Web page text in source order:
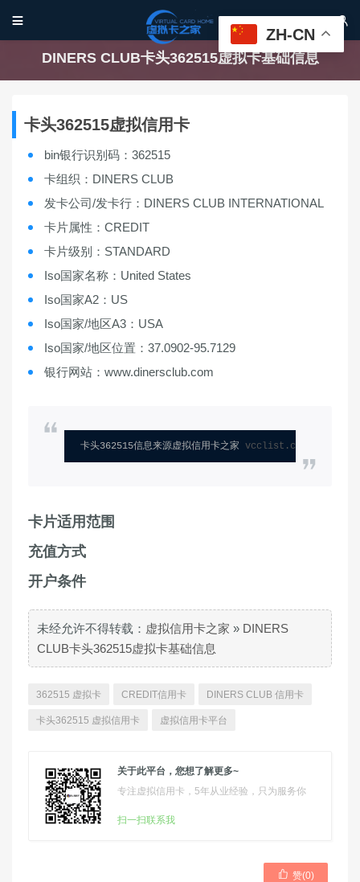
 
DINERS CLUB卡头362515虚拟卡基础信息
卡头362515虚拟信用卡
bin银行识别码：362515
卡组织：DINERS CLUB
发卡公司/发卡行：DINERS CLUB INTERNATIONAL
卡片属性：CREDIT
卡片级别：STANDARD
Iso国家名称：United States
Iso国家A2：US
Iso国家/地区A3：USA
Iso国家/地区位置：37.0902-95.7129
银行网站：www.dinersclub.com
卡头362515信息来源虚拟信用卡之家 vcclist.com
卡片适用范围
充值方式
开户条件
未经允许不得转载： 虚拟信用卡之家 » DINERS
CLUB卡头362515虚拟卡基础信息
362515 虚拟卡 CREDIT信用卡 DINERS CLUB 信用卡
卡头362515 虚拟信用卡 虚拟信用卡平台
关于此平台，您想了解更多~
专注虚拟信用卡，5年从业经验，只为服务你
扫一扫联系我
 赞(0)
ZH-CN